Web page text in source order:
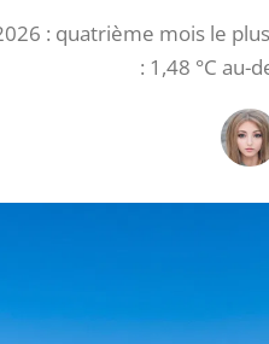
: quatrième mois le
: 1,48 °C au-